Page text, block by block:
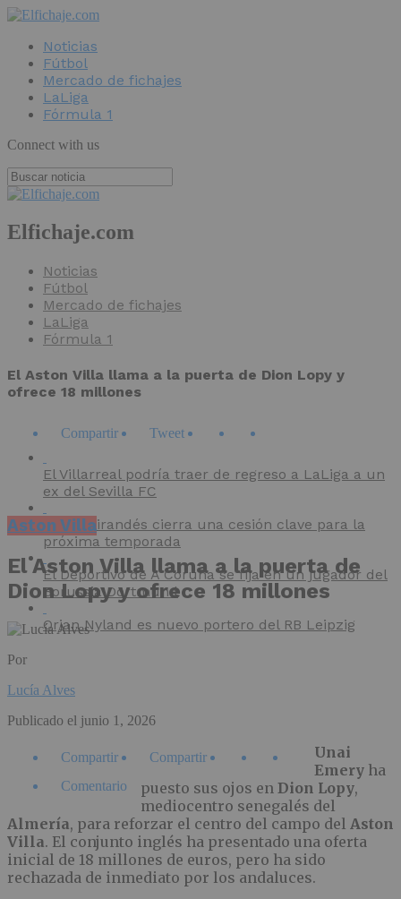
Noticias
Fútbol
Mercado de fichajes
LaLiga
Fórmula 1
Connect with us
Elfichaje.com
Noticias
Fútbol
Mercado de fichajes
LaLiga
Fórmula 1
El Aston Villa llama a la puerta de Dion Lopy y
ofrece 18 millones
Compartir Tweet
El Villarreal podría traer de regreso a LaLiga a un
ex del Sevilla FC
El CD Mirandés cierra una cesión clave para la
próxima temporada
El Deportivo de A Coruña se fija en un jugador del
Borussia Dortmund
Orjan Nyland es nuevo portero del RB Leipzig
Aston Villa
El Aston Villa llama a la puerta de
Dion Lopy y ofrece 18 millones
Por
Lucía Alves
Publicado el junio 1, 2026
Compartir
Compartir
Comentario
Unai
Emery ha
puesto sus ojos en Dion Lopy,
mediocentro senegalés del
Almería, para reforzar el centro del campo del Aston
Villa. El conjunto inglés ha presentado una oferta
inicial de 18 millones de euros, pero ha sido
rechazada de inmediato por los andaluces.